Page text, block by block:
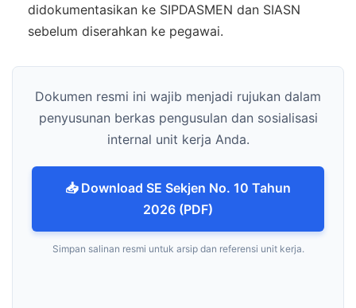
didokumentasikan ke SIPDASMEN dan SIASN
sebelum diserahkan ke pegawai.
Dokumen resmi ini wajib menjadi rujukan dalam
penyusunan berkas pengusulan dan sosialisasi
internal unit kerja Anda.
📥 Download SE Sekjen No. 10 Tahun
2026 (PDF)
Simpan salinan resmi untuk arsip dan referensi unit kerja.